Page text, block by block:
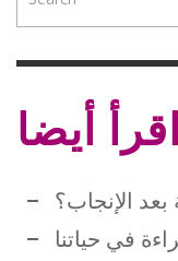
اقرأ أيضا
الإنجاب؟
في حياتنا